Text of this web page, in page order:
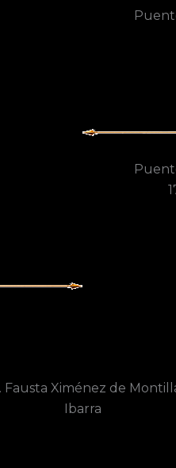
Fausta Ximénez de
Ibarra